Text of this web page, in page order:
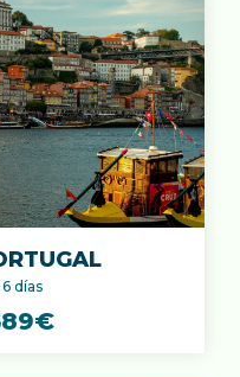
días